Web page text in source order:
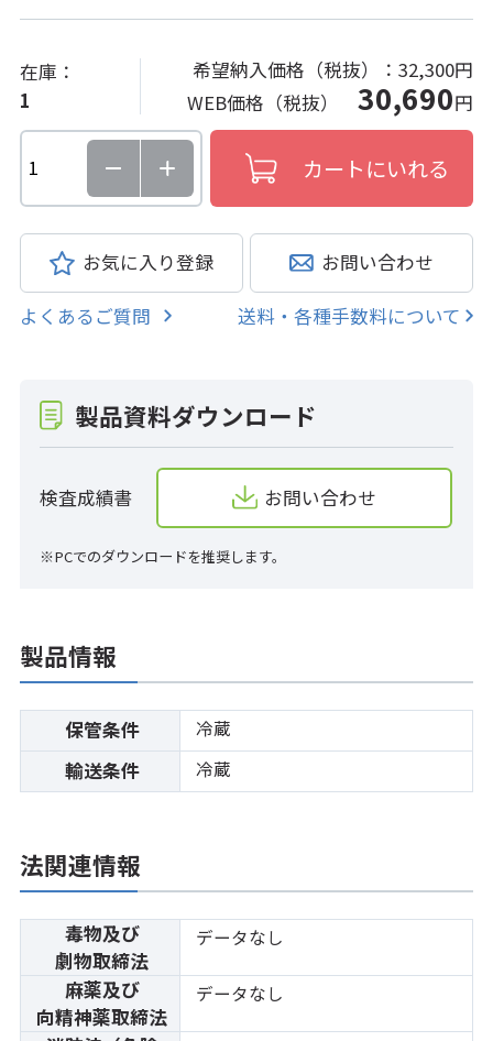
在庫：
1
希望納入価格（税抜）：32,300円
WEB価格（税抜）30,690円
お気に入り登録 お問い合わせ
よくあるご質問 送料・各種手数料について
製品資料ダウンロード
検査成績書 お問い合わせ
※PCでのダウンロードを推奨します。
製品情報
保管条件 冷蔵
輸送条件 冷蔵
法関連情報
毒物及び
劇物取締法
データなし
麻薬及び
向精神薬取締法
データなし